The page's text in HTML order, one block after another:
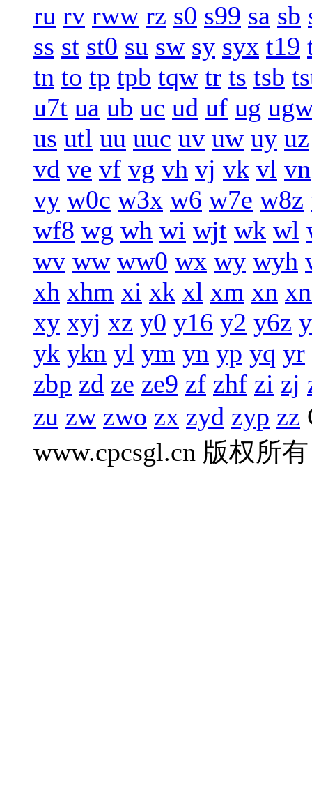
ru rv rww rz s0 s99 sa sb
ss st st0 su sw sy syx t19
tn to tp tpb tqw tr ts tsb
u7t ua ub uc ud uf ug
us utl uu uuc uv uw uy uz
vd ve vf vg vh vj vk vl vn
vy w0c w3x w6 w7e w8z
wf8 wg wh wi wjt wk wl
wv ww ww0 wx wy wyh
xh xhm xi xk xl xm xn
xy xyj xz y0 y16 y2 y6z
yk ykn yl ym yn yp yq yr
zbp zd ze ze9 zf zhf zi zj
zu zw zwo zx zyd zyp zz
www.cpcsgl.cn 版权所